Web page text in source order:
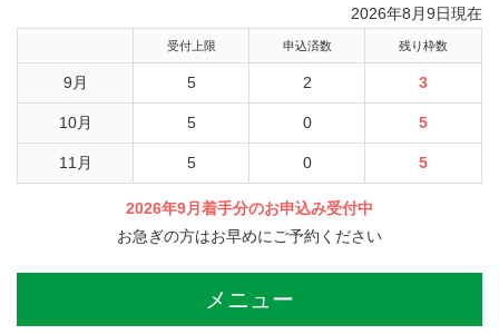
2026年8月9日現在
受付上限 申込済数 残り枠数
9月 5 2 3
10月 5 0 5
11月 5 0 5
2026年9月着手分のお申込み受付中
お急ぎの方はお早めにご予約ください
メニュー